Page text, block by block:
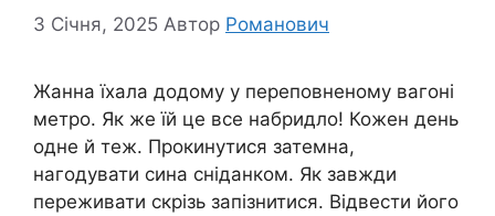
3 Січня, 2025 Автор Романович
Жанна їхала додому у переповненому вагоні
метро. Як же їй це все набридло! Кожен день
одне й теж. Прокинутися затемна,
нагодувати сина сніданком. Як завжди
переживати скрізь запізнитися. Відвести його